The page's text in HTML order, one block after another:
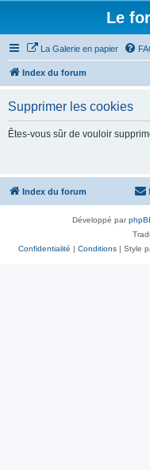
Le
La Galerie en papier
Index du forum
Supprimer les cookies
Êtes-vous sûr de vouloir
Index du forum
Développé par
Confidentialité | Conditions| Style